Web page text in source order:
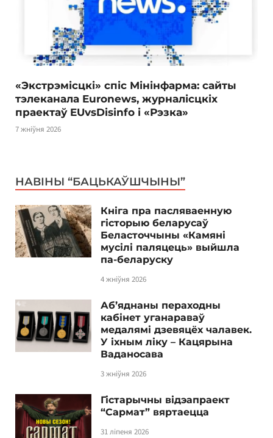
«Экстрэмісцкі» спіс Мінінфарма: сайты
тэлеканала Euronews, журналісцкіх
праектаў EUvsDisinfo і «Рэзка»
7 жніўня 2026
НАВІНЫ “БАЦЬКАЎШЧЫНЫ”
Кніга пра пасляваенную
гісторыю беларусаў
Беласточчыны «Камяні
мусілі паляцець» выйшла
па-беларуску
4 жніўня 2026
Аб’яднаны пераходны
кабінет уганараваў
медалямі дзевяцёх чалавек.
У іхным ліку – Кацярына
Ваданосава
3 жніўня 2026
Гістарычны відэапраект
“Сармат” вяртаецца
31 ліпеня 2026